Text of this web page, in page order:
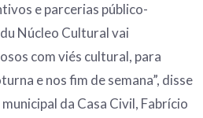
e parcerias público-
Núcleo Cultural vai
com viés cultural, para
e nos fim de semana”, disse
da Casa Civil, Fabrício